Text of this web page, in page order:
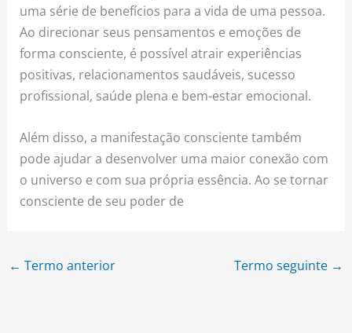
uma série de benefícios para a vida de uma pessoa.
Ao direcionar seus pensamentos e emoções de
forma consciente, é possível atrair experiências
positivas, relacionamentos saudáveis, sucesso
profissional, saúde plena e bem-estar emocional.
Além disso, a manifestação consciente também
pode ajudar a desenvolver uma maior conexão com
o universo e com sua própria essência. Ao se tornar
consciente de seu poder de
← Termo anterior Termo seguinte →